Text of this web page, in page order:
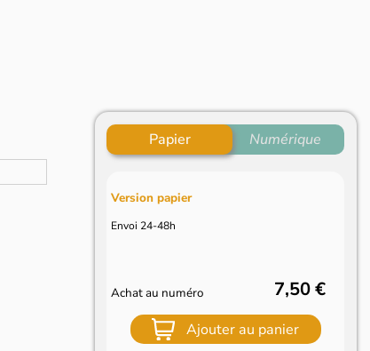
Papier Numérique
Version papier
Envoi 24-48h
Achat au numéro 7,50 €
Ajouter au panier